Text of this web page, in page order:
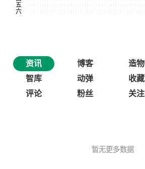
资讯 博客
造物
智库
动弹
收藏
评论
粉丝 关注
暂无更多数据